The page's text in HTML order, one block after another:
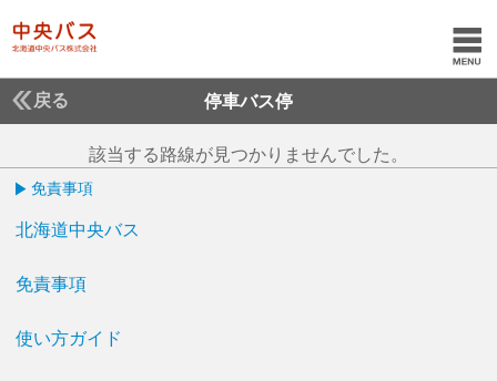
戻る 停車バス停
該当する路線が見つかりませんでした。
免責事項
北海道中央バス
免責事項
使い方ガイド